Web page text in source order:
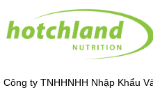
Công ty TNHHNHH Nhập Khẩu